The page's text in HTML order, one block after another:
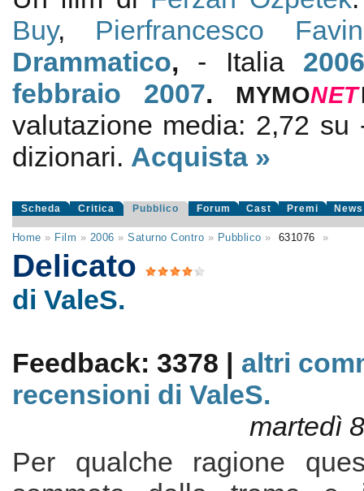
Buy, Pierfrancesco
Drammatico, - Italia
febbraio 2007. MYMONET
valutazione media: 2,72 su
dizionari. Acquista »
Scheda Critica Pubblico Forum Cast Premi News
Home » Film » 2006 »Saturno Contro » Pubblico » 631076 »
Delicato
di ValeS.
Feedback: 3378 | altri
recensioni di ValeS.
martedì
Per qualche ragione